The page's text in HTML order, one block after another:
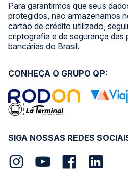
Para garantirmos que seus
protegidos, não armazenamos
cartão de crédito utilizado,
criptografia e de segurança das
bancárias do Brasil.
SIGA NOSSAS REDES
CONHEÇA O GRUPO QP: